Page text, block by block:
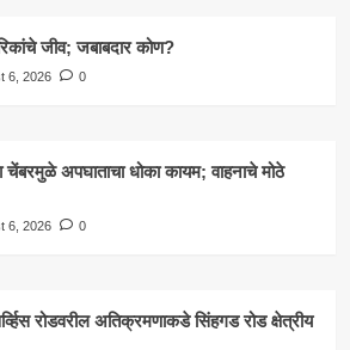
जीव; जबाबदार कोण?
6, 2026 0
अपघाताचा धोका कायम; वाहनाचे मोठे
6, 2026 0
रोडवरील अतिक्रमणाकडे सिंहगड रोड क्षेत्रीय